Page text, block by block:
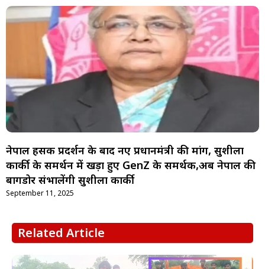
नेपाल हिंसक प्रदर्शन के बाद नए प्रधानमंत्री की मांग, सुशीला
कार्की के समर्थन में खड़ा हुए GenZ के समर्थक,अब नेपाल की
बागडोर संभालेंगी सुशीला कार्की
September 11, 2025
Related Article